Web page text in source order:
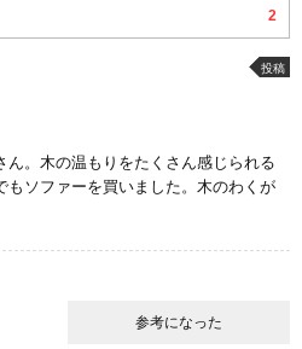
2
投稿
。木の温もりをたくさん感じられる
もソファーを買いました。木のわくが
友達は頑固おやじプロデュースで家を
ンス 参考になった